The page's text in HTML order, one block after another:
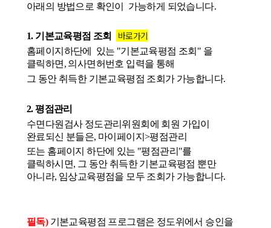
아래의 방법으로 확인이 가능하게 되었습니다.
1. 기본교육평점 조회 바로가기
홈페이지하단에 있는 "기본교육평점 조회 " 을
클릭하면 , 의사면허번호 입력을 통해
그 동안 취득한 기본교육평점 조회가 가능합니다.
2.평점관리
수면다원검사 정도관리위원회에 회원 가입이
완료되신 분들은, 마이페이지>평점관리
또는 홈페이지하단에 있는 "평점관리 "를
클릭하시면, 그 동안 취득한 기본교육평점 뿐만
아니라, 임상교육평점을 모두 조회가 가능합니다.
필독)기본교육평점 프로그램은 정도위에서 승인을